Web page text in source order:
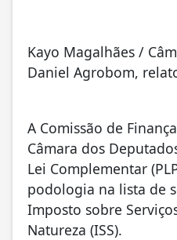
Kayo Magalhães /
Daniel Agrobom,
A Comissão de
Câmara dos
Lei Complementar
podologia na lista de
Imposto sobre
Natureza (ISS).